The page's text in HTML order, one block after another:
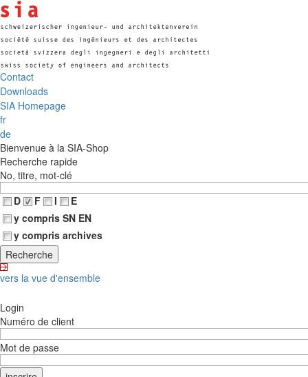
Contact
Downloads
SIA Homepage
fr
de
Bienvenue à la SIA-Shop
Recherche rapide
No, titre, mot-clé
D
F I
E
y compris SN EN
y compris archives
vers la vue d'ensemble
Login
Numéro de client
Mot de passe